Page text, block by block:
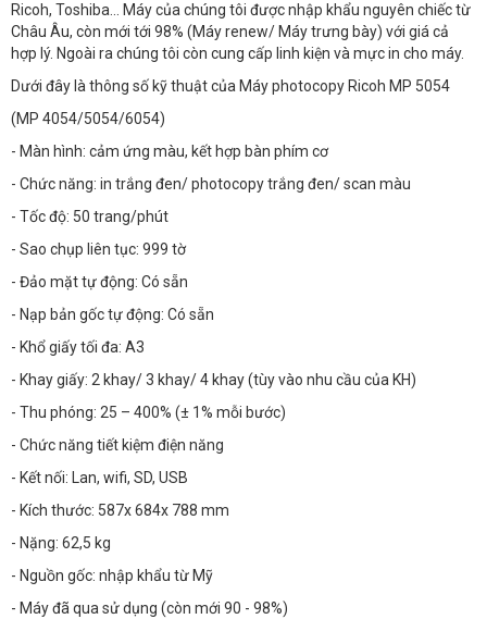
Ricoh, Toshiba… Máy của chúng tôi được nhập khẩu nguyên chiếc từ
Châu Âu, còn mới tới 98% (Máy renew/ Máy trưng bày) với giá cả
hợp lý. Ngoài ra chúng tôi còn cung cấp linh kiện và mực in cho máy.
Dưới đây là thông số kỹ thuật của Máy photocopy Ricoh MP 5054
(MP 4054/5054/6054)
- Màn hình: cảm ứng màu, kết hợp bàn phím cơ
- Chức năng: in trắng đen/ photocopy trắng đen/ scan màu
- Tốc độ: 50 trang/phút
- Sao chụp liên tục: 999 tờ
- Đảo mặt tự động: Có sẵn
- Nạp bản gốc tự động: Có sẵn
- Khổ giấy tối đa: A3
- Khay giấy: 2 khay/ 3 khay/ 4 khay (tùy vào nhu cầu của KH)
- Thu phóng: 25 – 400% (± 1% mỗi bước)
- Chức năng tiết kiệm điện năng
- Kết nối: Lan, wifi, SD, USB
- Kích thước: 587x 684x 788 mm
- Nặng: 62,5 kg
- Nguồn gốc: nhập khẩu từ Mỹ
- Máy đã qua sử dụng (còn mới 90 - 98%)